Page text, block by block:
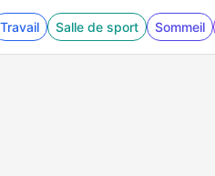
Travail Salle de sport Sommeil